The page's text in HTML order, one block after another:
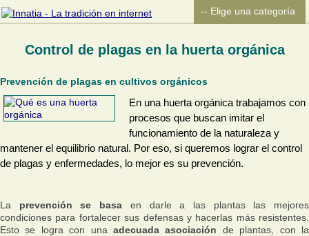
Control de plagas en la huerta orgánica
Prevención de plagas en cultivos orgánicos
En una huerta orgánica trabajamos con
procesos que buscan imitar el
funcionamiento de la naturaleza y
mantener el equilibrio natural. Por eso, si queremos lograr el control
de plagas y enfermedades, lo mejor es su prevención.
La prevención se basa en darle a las plantas las mejores
condiciones para fortalecer sus defensas y hacerlas más resistentes.
Esto se logra con una adecuada asociación de plantas, con la